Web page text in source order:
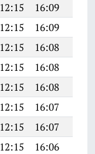
12:15 16:09
12:15 16:09
12:15 16:08
12:15 16:08
12:15 16:08
12:15 16:07
12:15 16:07
12:15 16:06